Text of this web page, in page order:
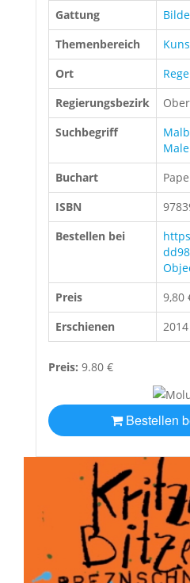
Gattung
Themenbereich
Ort
Regierungsbezirk
Suchbegriff
Buchart
ISBN
Bestellen bei
Preis
9,80
Erschienen
Preis: 9.80 €
Bestellen